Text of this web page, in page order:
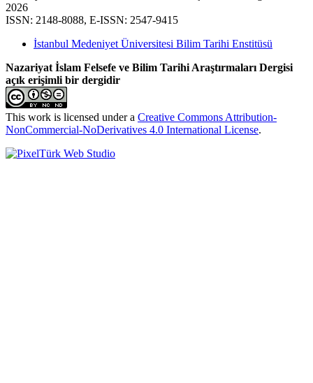
2026
ISSN: 2148-8088, E-ISSN: 2547-9415
İstanbul Medeniyet Üniversitesi Bilim Tarihi Enstitüsü
Nazariyat İslam Felsefe ve Bilim Tarihi Araştırmaları Dergisi
açık erişimli bir dergidir
This work is licensed under a Creative Commons Attribution-
NonCommercial-NoDerivatives 4.0 International License.